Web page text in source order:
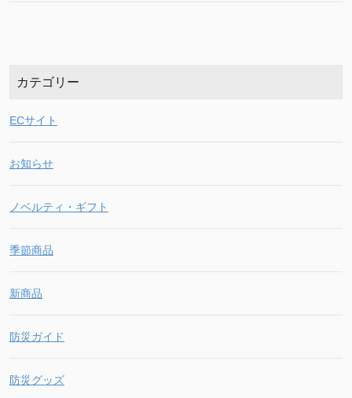
カテゴリー
ECサイト
お知らせ
ノベルティ・ギフト
季節商品
新商品
防災ガイド
防災グッズ